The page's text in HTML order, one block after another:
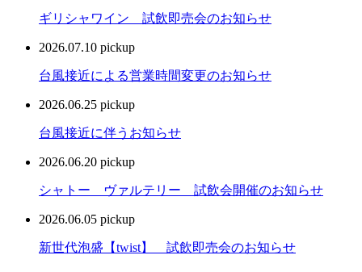
ギリシャワイン 試飲即売会のお知らせ
2026.07.10 pickup
台風接近による営業時間変更のお知らせ
2026.06.25 pickup
台風接近に伴うお知らせ
2026.06.20 pickup
シャトー ヴァルテリー 試飲会開催のお知らせ
2026.06.05 pickup
新世代泡盛【twist】 試飲即売会のお知らせ